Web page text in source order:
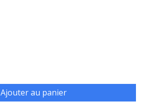
Ajouter au panier